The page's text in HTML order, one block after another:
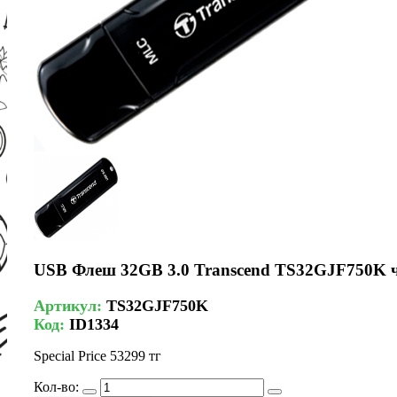
USB Флеш 32GB 3.0 Transcend TS32GJF750K
Артикул: TS32GJF750K
Код: ID1334
Special Price 53299 тг
Кол-во: